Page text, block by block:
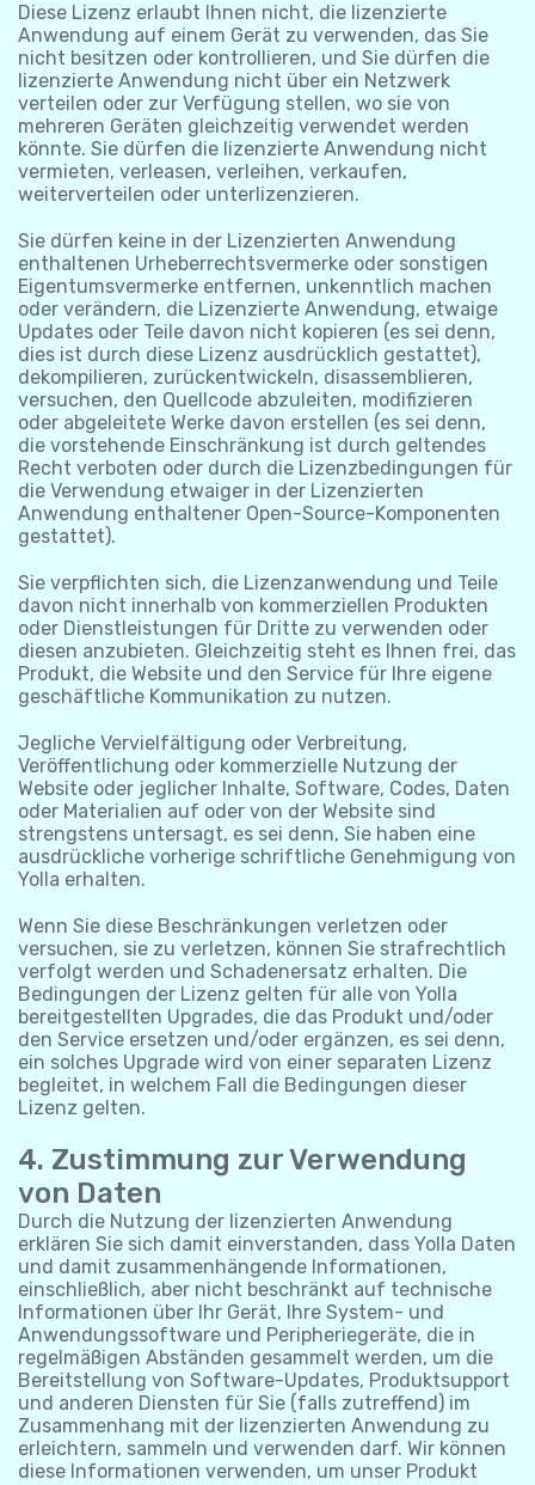
Diese Lizenz erlaubt Ihnen nicht, die lizenzierte
Anwendung auf einem Gerät zu verwenden, das Sie
nicht besitzen oder kontrollieren, und Sie dürfen die
lizenzierte Anwendung nicht über ein Netzwerk
verteilen oder zur Verfügung stellen, wo sie von
mehreren Geräten gleichzeitig verwendet werden
könnte. Sie dürfen die lizenzierte Anwendung nicht
vermieten, verleasen, verleihen, verkaufen,
weiterverteilen oder unterlizenzieren.
Sie dürfen keine in der Lizenzierten Anwendung
enthaltenen Urheberrechtsvermerke oder sonstigen
Eigentumsvermerke entfernen, unkenntlich machen
oder verändern, die Lizenzierte Anwendung, etwaige
Updates oder Teile davon nicht kopieren (es sei denn,
dies ist durch diese Lizenz ausdrücklich gestattet),
dekompilieren, zurückentwickeln, disassemblieren,
versuchen, den Quellcode abzuleiten, modifizieren
oder abgeleitete Werke davon erstellen (es sei denn,
die vorstehende Einschränkung ist durch geltendes
Recht verboten oder durch die Lizenzbedingungen für
die Verwendung etwaiger in der Lizenzierten
Anwendung enthaltener Open-Source-Komponenten
gestattet).
Sie verpflichten sich, die Lizenzanwendung und Teile
davon nicht innerhalb von kommerziellen Produkten
oder Dienstleistungen für Dritte zu verwenden oder
diesen anzubieten. Gleichzeitig steht es Ihnen frei, das
Produkt, die Website und den Service für Ihre eigene
geschäftliche Kommunikation zu nutzen.
Jegliche Vervielfältigung oder Verbreitung,
Veröffentlichung oder kommerzielle Nutzung der
Website oder jeglicher Inhalte, Software, Codes, Daten
oder Materialien auf oder von der Website sind
strengstens untersagt, es sei denn, Sie haben eine
ausdrückliche vorherige schriftliche Genehmigung von
Yolla erhalten.
Wenn Sie diese Beschränkungen verletzen oder
versuchen, sie zu verletzen, können Sie strafrechtlich
verfolgt werden und Schadenersatz erhalten. Die
Bedingungen der Lizenz gelten für alle von Yolla
bereitgestellten Upgrades, die das Produkt und/oder
den Service ersetzen und/oder ergänzen, es sei denn,
ein solches Upgrade wird von einer separaten Lizenz
begleitet, in welchem Fall die Bedingungen dieser
Lizenz gelten.
4. Zustimmung zur Verwendung
von Daten
Durch die Nutzung der lizenzierten Anwendung
erklären Sie sich damit einverstanden, dass Yolla Daten
und damit zusammenhängende Informationen,
einschließlich, aber nicht beschränkt auf technische
Informationen über Ihr Gerät, Ihre System- und
Anwendungssoftware und Peripheriegeräte, die in
regelmäßigen Abständen gesammelt werden, um die
Bereitstellung von Software-Updates, Produktsupport
und anderen Diensten für Sie (falls zutreffend) im
Zusammenhang mit der lizenzierten Anwendung zu
erleichtern, sammeln und verwenden darf. Wir können
diese Informationen verwenden, um unser Produkt